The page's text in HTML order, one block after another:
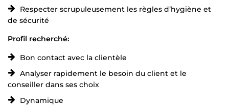
Respecter scrupuleusement les règles d’hygiène et
de sécurité
Profil recherché:
Bon contact avec la clientèle
Analyser rapidement le besoin du client et le
conseiller dans ses choix
Dynamique